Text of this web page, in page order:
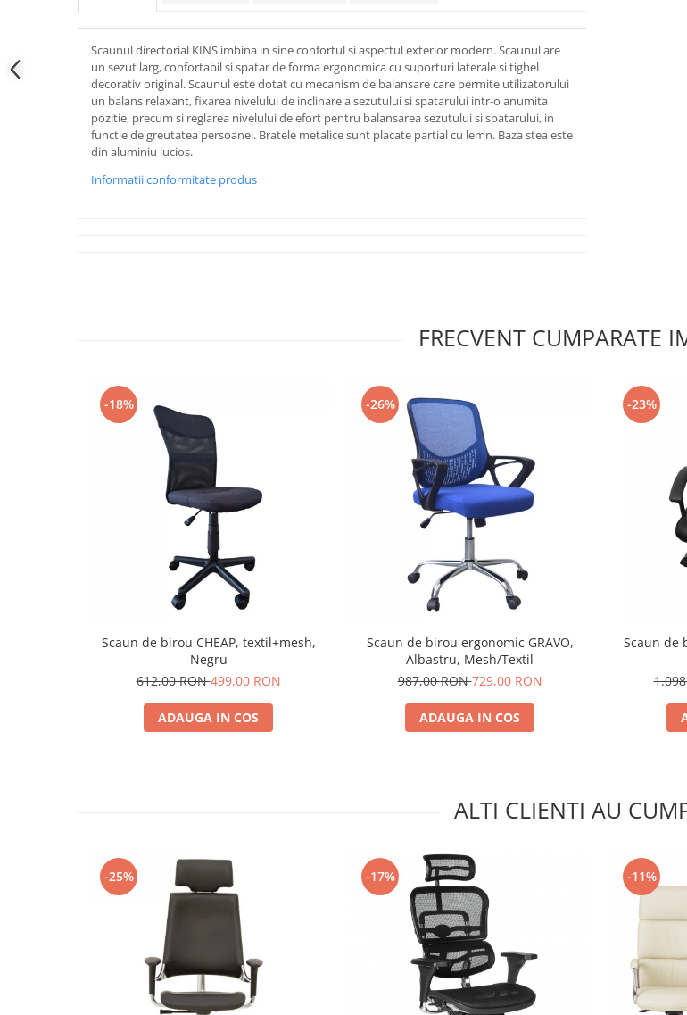
Scaunul directorial KINS imbina in sine confortul si aspectul exterior modern. Scaunul are
un sezut larg, confortabil si spatar de forma ergonomica cu suporturi laterale si tighel
decorativ original. Scaunul este dotat cu mecanism de balansare care permite utilizatorului
un balans relaxant, fixarea nivelului de inclinare a sezutului si spatarului intr-o anumita
pozitie, precum si reglarea nivelului de efort pentru balansarea sezutului si spatarului, in
functie de greutatea persoanei. Bratele metalice sunt placate partial cu lemn. Baza stea este
din aluminiu lucios.
Informatii conformitate produs
FRECVENT CUMPARATE
-18%
Scaun de birou CHEAP, textil+mesh,
Negru
612,00 RON499,00 RON
ADAUGA IN COS
-26%
Scaun de birou ergonomic GRAVO,
Albastru, Mesh/Textil
987,00 RON729,00 RON
ADAUGA IN COS
-23%
Scaun de
ALTI CLIENTI AU
-25% -17% -11%